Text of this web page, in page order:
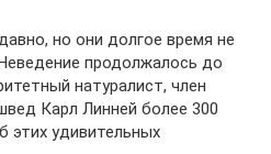
но они долгое время не
продолжалось до
натуралист, член
Карл Линней более 300
этих удивительных